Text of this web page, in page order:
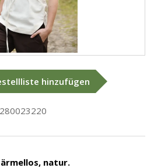
hinzufügen
natur.